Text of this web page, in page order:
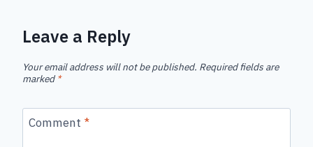
Leave a Reply
Your email address will not be published. Required fields are
marked*
Comment *